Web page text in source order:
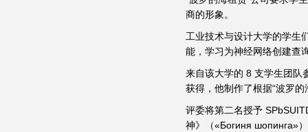
商的形象。
工业技术与设计大学的学生
能，学习为神经网络创建查
来自该大学的 8 支学生团队
获得，他制作了根据“波罗
评委将第二名授予
神》（«Богиня шопинга»